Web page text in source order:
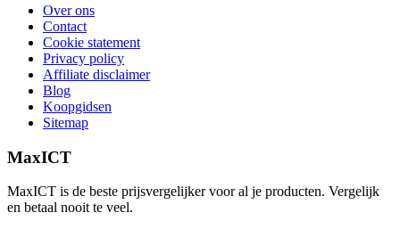
Over ons
Contact
Cookie statement
Privacy policy
Affiliate disclaimer
Blog
Koopgidsen
Sitemap
MaxICT
MaxICT is de beste prijsvergelijker voor al je producten. Vergelijk
en betaal nooit te veel.